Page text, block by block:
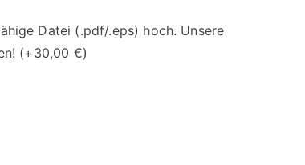
Datei (.pdf/.eps) hoch. Unsere
(+ 30,00 €)